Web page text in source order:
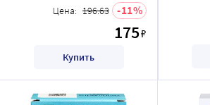
Цена: 196.63 11
175₽
Купить